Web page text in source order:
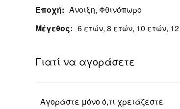
Εποχή: Άνοιξη, Φθινόπωρο
Μέγεθος: 6 ετών, 8 ετών, 10 ετών,
Γιατί να αγοράσετε
Αγοράστε μόνο ό,τι χρειάζεστε